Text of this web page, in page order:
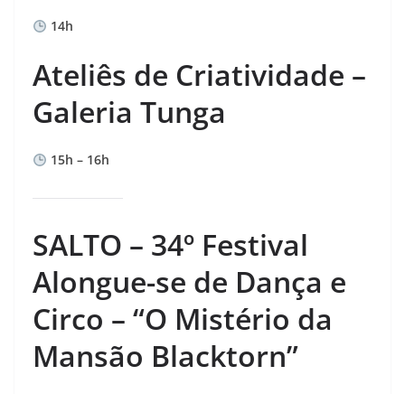
14h
Ateliês de Criatividade –
Galeria Tunga
15h – 16h
SALTO – 34º Festival
Alongue-se de Dança e
Circo – “O Mistério da
Mansão Blacktorn”